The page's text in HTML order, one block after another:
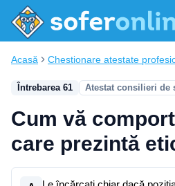
Acasă Chestionare atestate
Întrebarea 61 Atestat consilieri de
Cum vă
care prezintă